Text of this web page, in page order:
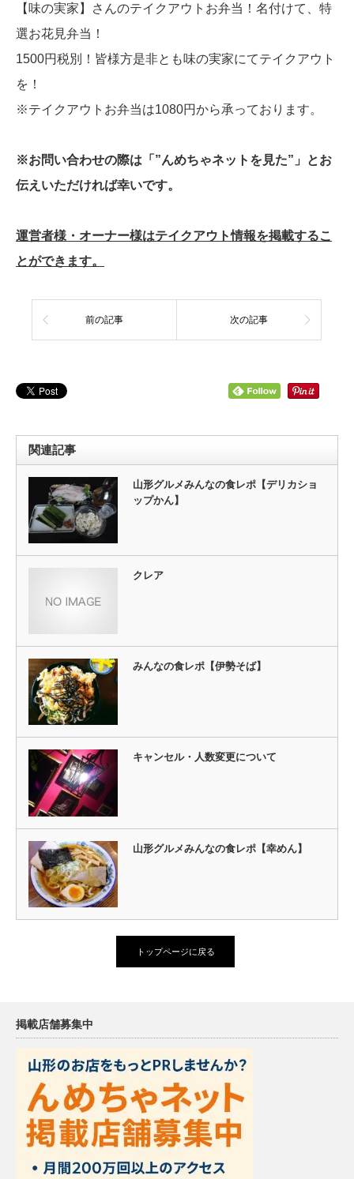
【味の実家】さんのテイクアウトお弁当！名付けて、特
選お花見弁当！
1500円税別！皆様方是非とも味の実家にてテイクアウト
を！
※テイクアウトお弁当は1080円から承っております。
※お問い合わせの際は「”んめちゃネットを見た”」とお
伝えいただければ幸いです。
運営者様・オーナー様はテイクアウト情報を掲載するこ
とができます。
前の記事 次の記事
関連記事
山形グルメみんなの食レポ【デリカショ
ップかん】
クレア
みんなの食レポ【伊勢そば】
キャンセル・人数変更について
山形グルメみんなの食レポ【幸めん】
トップページに戻る
掲載店舗募集中